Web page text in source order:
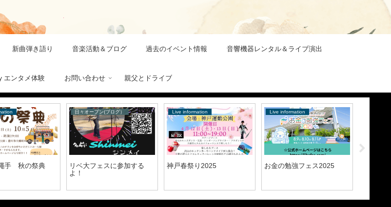
新曲弾き語り 音楽活動＆ブログ 過去のイベント情報 音響機器レンタル＆ライブ演出
エンタメ体験 お問い合わせ 親父とドライブ
手 秋の祭典
日々オープン(ブログ）
リベ大フェスに参加する
よ！
Live information
神戸春祭り2025
Live information
お金の勉強フェス2025